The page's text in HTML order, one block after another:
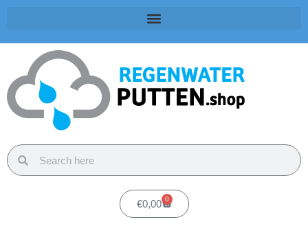
€0,00 0